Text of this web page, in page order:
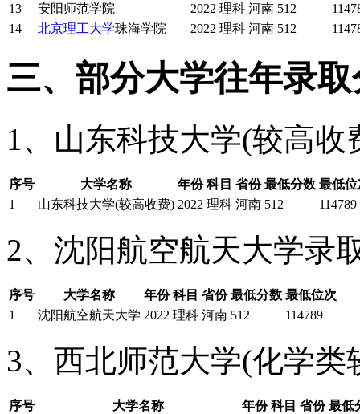
13
安阳师范学院 2022 理科 河南 512
14
北京理工大学珠海学院 2022 理科 河南 512
三、部分大学往年录
1、山东科技大学(较高收
序号 大学名称 年份 科目 省份 最低分数 最低位
1
山东科技大学(较高收费) 2022 理科 河南 512 114789
2、沈阳航空航天大学录
序号 大学名称 年份 科目 省份 最低分数 最低位次
1
沈阳航空航天大学 2022 理科 河南 512 114789
3、西北师范大学(化学
序号 大学名称 年份 科目 省份 最低